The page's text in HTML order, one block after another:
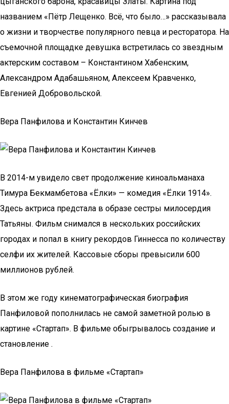
названием «Пётр Лещенко. Всё, что было…» рассказывала
о жизни и творчестве популярного певца и ресторатора. На
съемочной площадке девушка встретилась со звездным
актерским составом – Константином Хабенским,
Александром Адабашьяном, Алексеем Кравченко,
Евгенией Добровольской.
Вера Панфилова и Константин Кинчев
В 2014-м увидело свет продолжение киноальманаха
Тимура Бекмамбетова «Ёлки» — комедия «Ёлки 1914».
Здесь актриса предстала в образе сестры милосердия
Татьяны. Фильм снимался в нескольких российских
городах и попал в книгу рекордов Гиннесса по количеству
селфи их жителей. Кассовые сборы превысили 600
миллионов рублей.
В этом же году кинематографическая биография
Панфиловой пополнилась не самой заметной ролью в
картине «Стартап». В фильме обыгрывалось создание и
становление .
Вера Панфилова в фильме «Стартап»